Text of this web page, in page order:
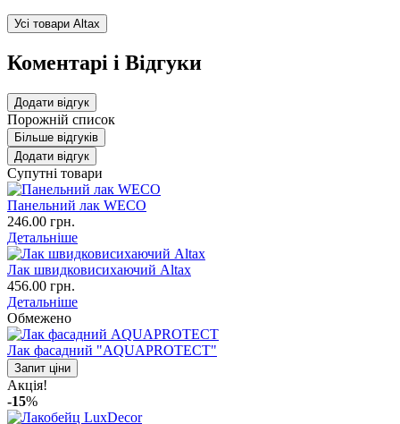
Усі товари Altax
Коментарі і Відгуки
Додати відгук
Порожній список
Більше відгуків
Додати відгук
Супутні товари
Панельний лак WECO
246.00 грн.
Детальніше
Лак швидковисихаючий Altax
456.00 грн.
Детальніше
Обмежено
Лак фасадний "AQUAPROTECT"
Запит ціни
Акція!
-15%